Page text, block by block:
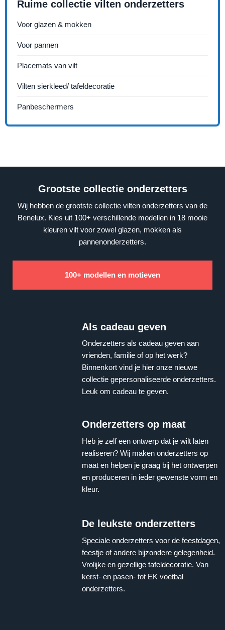
Ruime collectie vilten onderzetters
Voor glazen & mokken
Voor pannen
Placemats van vilt
Vilten sierkleed/ tafeldecoratie
Panbeschermers
Grootste collectie onderzetters
Wij hebben de grootste collectie vilten onderzetters van de
Benelux. Kies uit 100+ verschillende modellen in 18 mooie
kleuren vilt voor zowel glazen, mokken als
pannenonderzetters.
100+ modellen en motieven
Als cadeau geven
Onderzetters als cadeau geven aan
vrienden, familie of op het werk?
Binnenkort vind je hier onze nieuwe
collectie gepersonaliseerde onderzetters.
Leuk om cadeau te geven.
Onderzetters op maat
Heb je zelf een ontwerp dat je wilt laten
realiseren? Wij maken onderzetters op
maat en helpen je graag bij het ontwerpen
en produceren in ieder gewenste vorm en
kleur.
De leukste onderzetters
Speciale onderzetters voor de feestdagen,
feestje of andere bijzondere gelegenheid.
Vrolijke en gezellige tafeldecoratie. Van
kerst- en pasen- tot EK voetbal
onderzetters.